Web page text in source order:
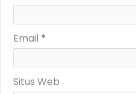
Email *
Situs Web